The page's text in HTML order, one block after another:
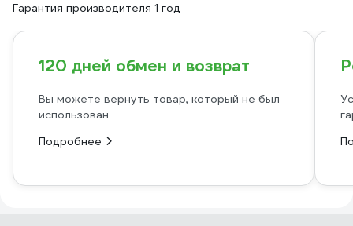
Гарантия производителя 1 год
120 дней обмен и возврат
Вы можете вернуть товар, который не был
использован
Подробнее